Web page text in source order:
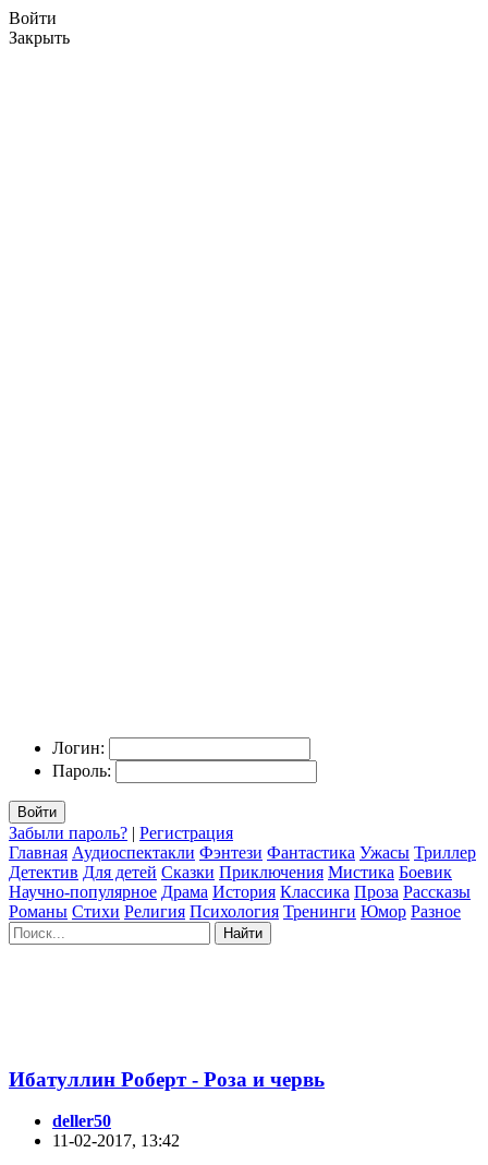
Войти
Закрыть
Логин:
Пароль:
Войти
Забыли пароль? | Регистрация
Главная Аудиоспектакли Фэнтези Фантастика Ужасы Триллер
Детектив Для детей Сказки Приключения Мистика Боевик
Научно-популярное Драма История Классика Проза Рассказы
Романы Стихи Религия Психология Тренинги Юмор Разное
Найти
Ибатуллин Роберт - Роза и червь
deller50
11-02-2017, 13:42